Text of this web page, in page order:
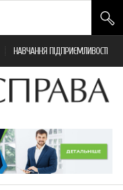
НАВЧАННЯ ПІДПРИЄМЛИВОСТІ